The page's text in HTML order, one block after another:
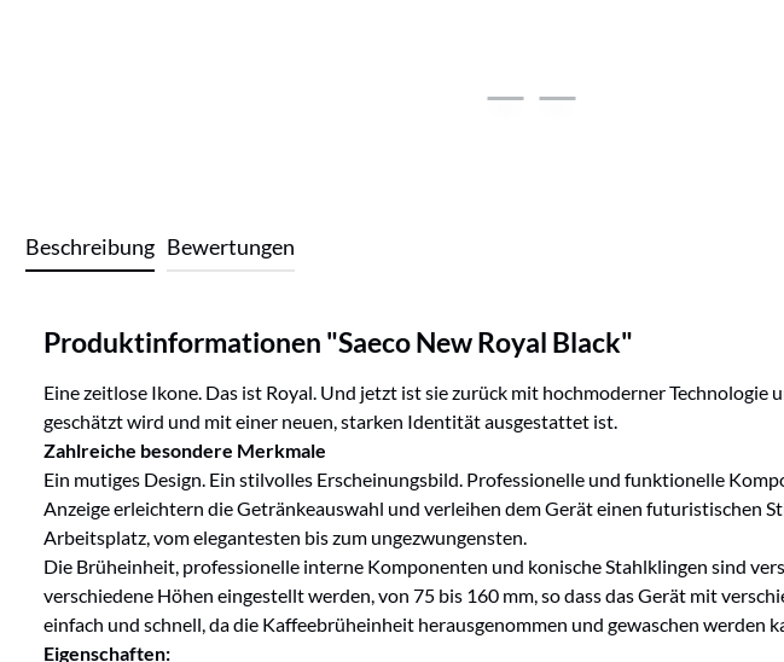
Beschreibung Bewertungen
Produktinformationen "Saeco New Royal Black"
Eine zeitlose Ikone. Das ist Royal. Und jetzt ist sie zurück mit hochmoderner
geschätzt wird und mit einer neuen, starken Identität ausgestattet ist.
Zahlreiche besondere Merkmale
Ein mutiges Design. Ein stilvolles Erscheinungsbild. Professionelle und funktionelle
Anzeige erleichtern die Getränkeauswahl und verleihen dem Gerät einen futuristischen
Arbeitsplatz, vom elegantesten bis zum ungezwungensten.
Die Brüheinheit, professionelle interne Komponenten und konische Stahlklingen sind
verschiedene Höhen eingestellt werden, von 75 bis 160 mm, so dass das Gerät mit
einfach und schnell, da die Kaffeebrüheinheit herausgenommen und gewaschen werden
Eigenschaften: